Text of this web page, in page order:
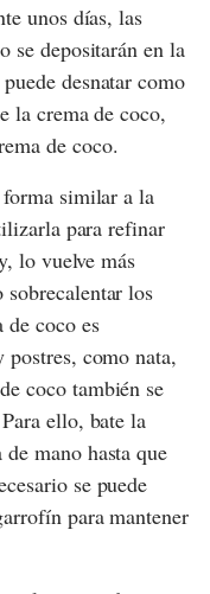
unos días, las
se depositarán en la
desnatar como
la crema de coco,
de coco.
similar a la
para refinar
lo vuelve más
sobrecalentar los
de coco es
postres, como nata,
coco también se
ello, bate la
mano hasta que
se puede
para mantener